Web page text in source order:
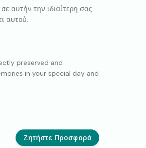
αυτήν την ιδιαίτερη σας
αυτού..
preserved and
in your special day and
Ζητήστε Προσφορά